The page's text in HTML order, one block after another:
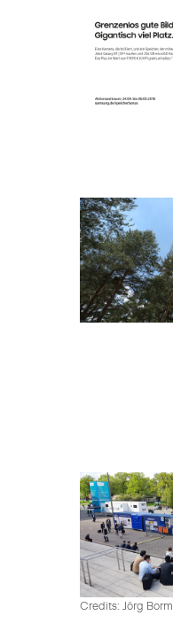
Credits: Jörg Borm